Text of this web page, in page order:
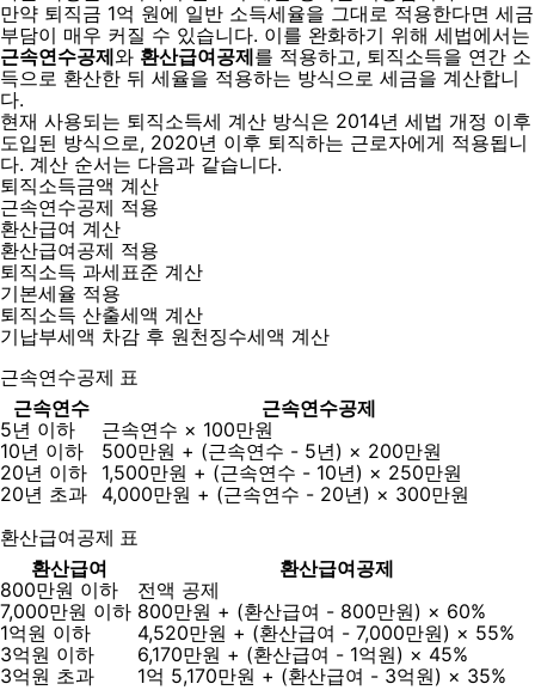
만약 퇴직금 1억 원에 일반 소득세율을 그대로 적용한다면 세금
부담이 매우 커질 수 있습니다. 이를 완화하기 위해 세법에서는
근속연수공제와 환산급여공제를 적용하고, 퇴직소득을 연간 소
득으로 환산한 뒤 세율을 적용하는 방식으로 세금을 계산합니
다.
현재 사용되는 퇴직소득세 계산 방식은 2014년 세법 개정 이후
도입된 방식으로, 2020년 이후 퇴직하는 근로자에게 적용됩니
다. 계산 순서는 다음과 같습니다.
퇴직소득금액 계산
근속연수공제 적용
환산급여 계산
환산급여공제 적용
퇴직소득 과세표준 계산
기본세율 적용
퇴직소득 산출세액 계산
기납부세액 차감 후 원천징수세액 계산
근속연수공제 표
근속연수
근속연수공제
5년 이하
근속연수 × 100만원
10년 이하
500만원 + (근속연수 - 5년) × 200만원
20년 이하
1,500만원 + (근속연수 - 10년) × 250만원
20년 초과
4,000만원 + (근속연수 - 20년) × 300만원
환산급여공제 표
환산급여
환산급여공제
800만원 이하
전액 공제
7,000만원 이하 800만원 + (환산급여 - 800만원) × 60%
1억원 이하
4,520만원 + (환산급여 - 7,000만원) × 55%
3억원 이하
6,170만원 + (환산급여 - 1억원) × 45%
3억원 초과
1억 5,170만원 + (환산급여 - 3억원) × 35%